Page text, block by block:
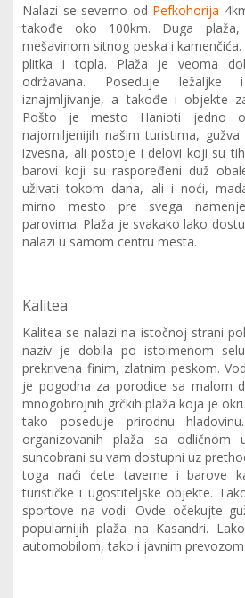
Nalazi se severno od Pefkohorija
takođe oko 100km. Duga
mešavinom sitnog peska i
plitka i topla. Plaža je veoma
održavana. Poseduje
iznajmljivanje, a takođe i objekte
Pošto je mesto Hanioti jedno
najomiljenijih našim turistima,
izvesna, ali postoje i delovi koji su
barovi koji su raspoređeni duž
uživati tokom dana, ali i noći,
mirno mesto pre svega
parovima. Plaža je svakako lako
nalazi u samom centru mesta.
Kalitea
Kalitea se nalazi na istočnoj strani
naziv je dobila po istoimenom
prekrivena finim, zlatnim peskom.
je pogodna za porodice sa malom
mnogobrojnih grčkih plaža koja je
tako poseduje prirodnu
organizovanih plaža sa odličnom
suncobrani su vam dostupni uz
toga naći ćete taverne i barove
turističke i ugostiteljske objekte.
sportove na vodi. Ovde očekujte
popularnijih plaža na Kasandri.
automobilom, tako i javnim prevozom.